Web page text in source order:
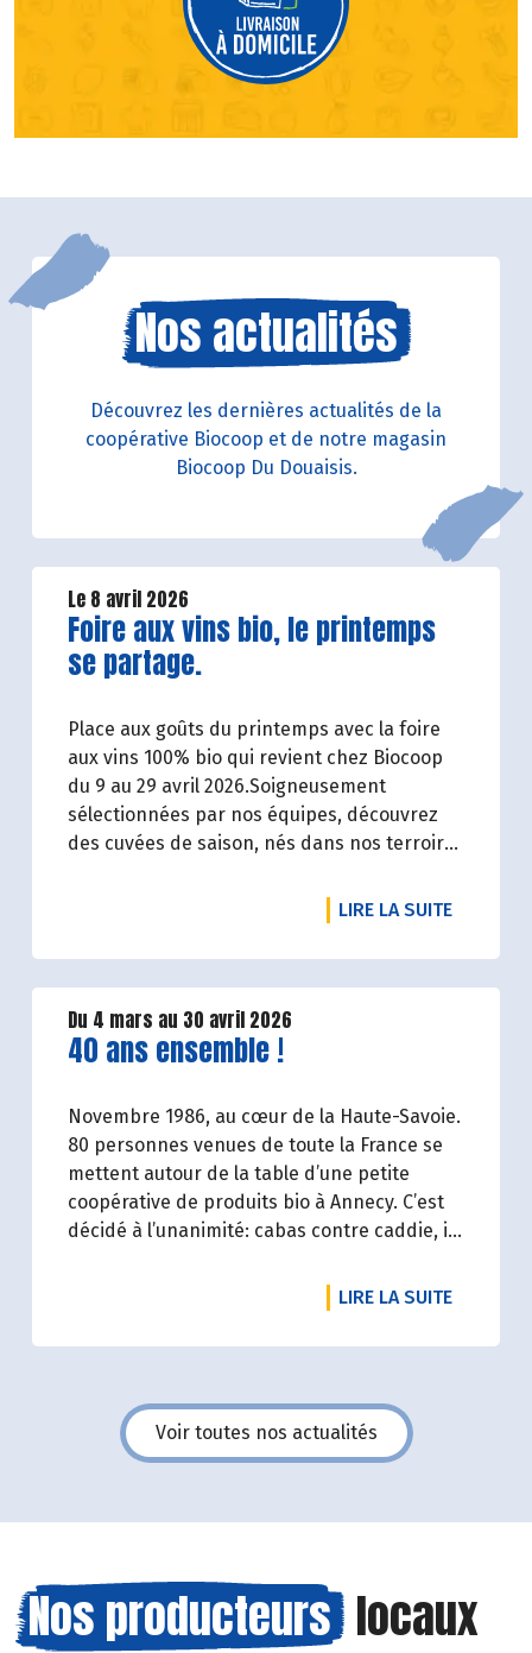
Nos actualités
Découvrez les dernières actualités de la
coopérative Biocoop et de notre magasin
Biocoop Du Douaisis.
Le 8 avril 2026
Lire la suite de l'article
Foire aux vins bio, le printemps
se partage.
Place aux goûts du printemps avec la foire
aux vins 100% bio qui revient chez Biocoop
du 9 au 29 avril 2026.Soigneusement
sélectionnées par nos équipes, découvrez
des cuvées de saison, nés dans nos terroirs,
LIRE LA SUITEDE
Du 4 mars au 30 avril 2026
Lire la suite de l'article
40 ans ensemble !
Novembre 1986, au cœur de la Haute-Savoie.
80 personnes venues de toute la France se
mettent autour de la table d’une petite
coopérative de produits bio à Annecy. C’est
décidé à l’unanimité: cabas contre caddie, ils
LIRE LA SUITEDE
Voir toutes nos actualités
Nos producteurs locaux